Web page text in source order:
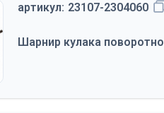
артикул: 23107-2304060
Шарнир кулака